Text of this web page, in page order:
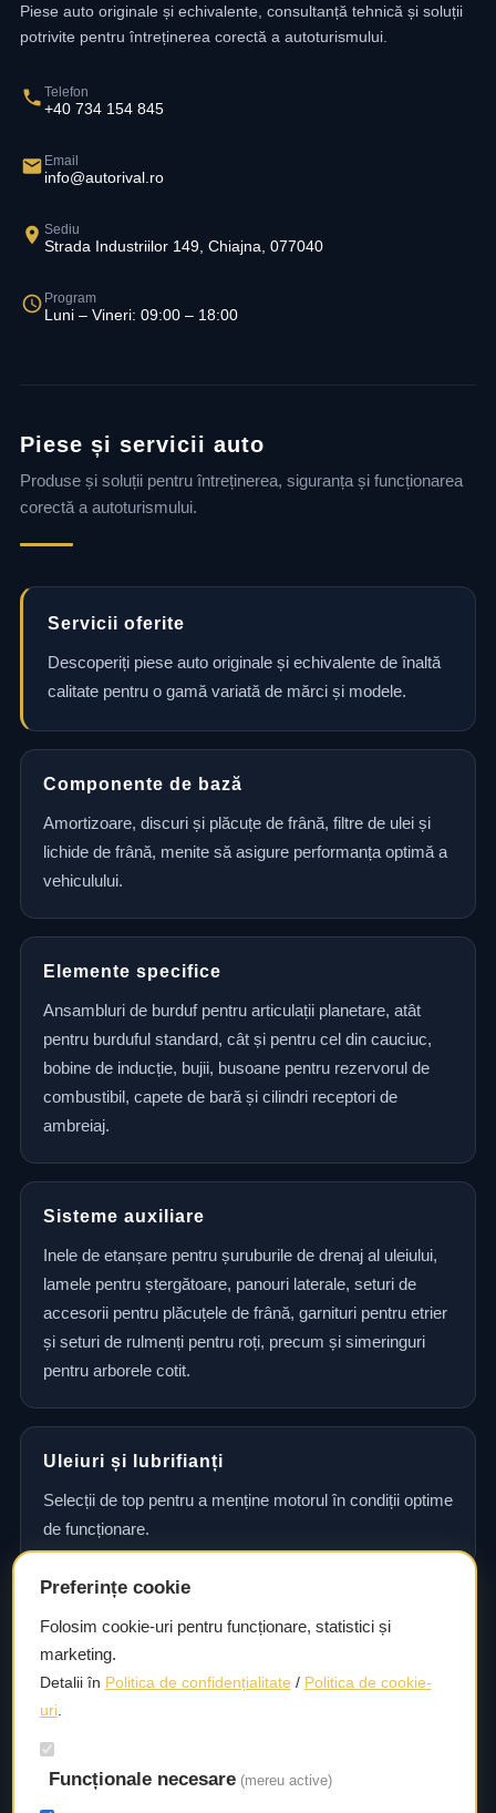
Piese auto originale și echivalente, consultanță tehnică și soluții
potrivite pentru întreținerea corectă a autoturismului.
Telefon
+40 734 154 845
Email
info@autorival.ro
Sediu
Strada Industriilor 149, Chiajna, 077040
Program
Luni – Vineri: 09:00 – 18:00
Piese și servicii auto
Produse și soluții pentru întreținerea, siguranța și funcționarea
corectă a autoturismului.
Servicii oferite
Descoperiți piese auto originale și echivalente de înaltă
calitate pentru o gamă variată de mărci și modele.
Componente de bază
Amortizoare, discuri și plăcuțe de frână, filtre de ulei și
lichide de frână, menite să asigure performanța optimă a
vehiculului.
Elemente specifice
Ansambluri de burduf pentru articulații planetare, atât
pentru burduful standard, cât și pentru cel din cauciuc,
bobine de inducție, bujii, busoane pentru rezervorul de
combustibil, capete de bară și cilindri receptori de
ambreiaj.
Sisteme auxiliare
Inele de etanșare pentru șuruburile de drenaj al uleiului,
lamele pentru ștergătoare, panouri laterale, seturi de
accesorii pentru plăcuțele de frână, garnituri pentru etrier
și seturi de rulmenți pentru roți, precum și simeringuri
pentru arborele cotit.
Uleiuri și lubrifianți
Selecții de top pentru a menține motorul în condiții optime
de funcționare.
Consultanță și asistență tehnică
Consultanță și asistență tehnică pentru alegerea pieselor
potrivite și efectuarea reparațiilor sau întreținerii corecte.
Livrare rapidă
Preferințe cookie
Folosim cookie-uri pentru funcționare, statistici și
marketing.
Detalii în Politica de confidențialitate / Politica de cookie-
uri.
Funcționale necesare (mereu active)